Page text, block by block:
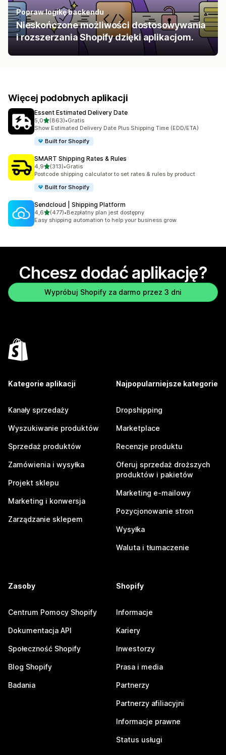
Popraw logikę backendu
Nieskończone możliwości dostosowywania
i rozszerzania Shopify dzięki aplikacjom.
Więcej podobnych aplikacji
Essent Estimated Delivery Date
5,0na 5 gwiazdek
(863)
Łączna liczba recenzji: 863
•Gratis
Show Estimated Delivery Date Plus Shipping Time (EDD/ETA)
Built for Shopify
SMART Shipping Rates & Rules
4,9na 5 gwiazdek
(313)
Łączna liczba recenzji: 313
•Gratis
Postcode shipping calculator to set rates & rules by product
Built for Shopify
Sendcloud | Shipping Platform
4,6na 5 gwiazdek
(477)
Łączna liczba recenzji: 477
•Bezpłatny plan jest dostępny
Easy shipping automation to help your business grow.
Chcesz dodać aplikację?
Wypróbuj Shopify za darmo przez 3 dni
Kategorie aplikacji
Kanały sprzedaży
Wyszukiwanie produktów
Sprzedaż produktów
Zamówienia i wysyłka
Projekt sklepu
Marketing i konwersja
Zarządzanie sklepem
Najpopularniejsze kategorie
Dropshipping
Marketplace
Recenzje produktu
Oferuj sprzedaż droższych
produktów i pakietów
Marketing e-mailowy
Pozycjonowanie stron
Wysyłka
Waluta i tłumaczenie
Zasoby
Centrum Pomocy Shopify
Dokumentacja API
Społeczność Shopify
Blog Shopify
Badania
Shopify
Informacje
Kariery
Inwestorzy
Prasa i media
Partnerzy
Partnerzy afiliacyjni
Informacje prawne
Status usługi